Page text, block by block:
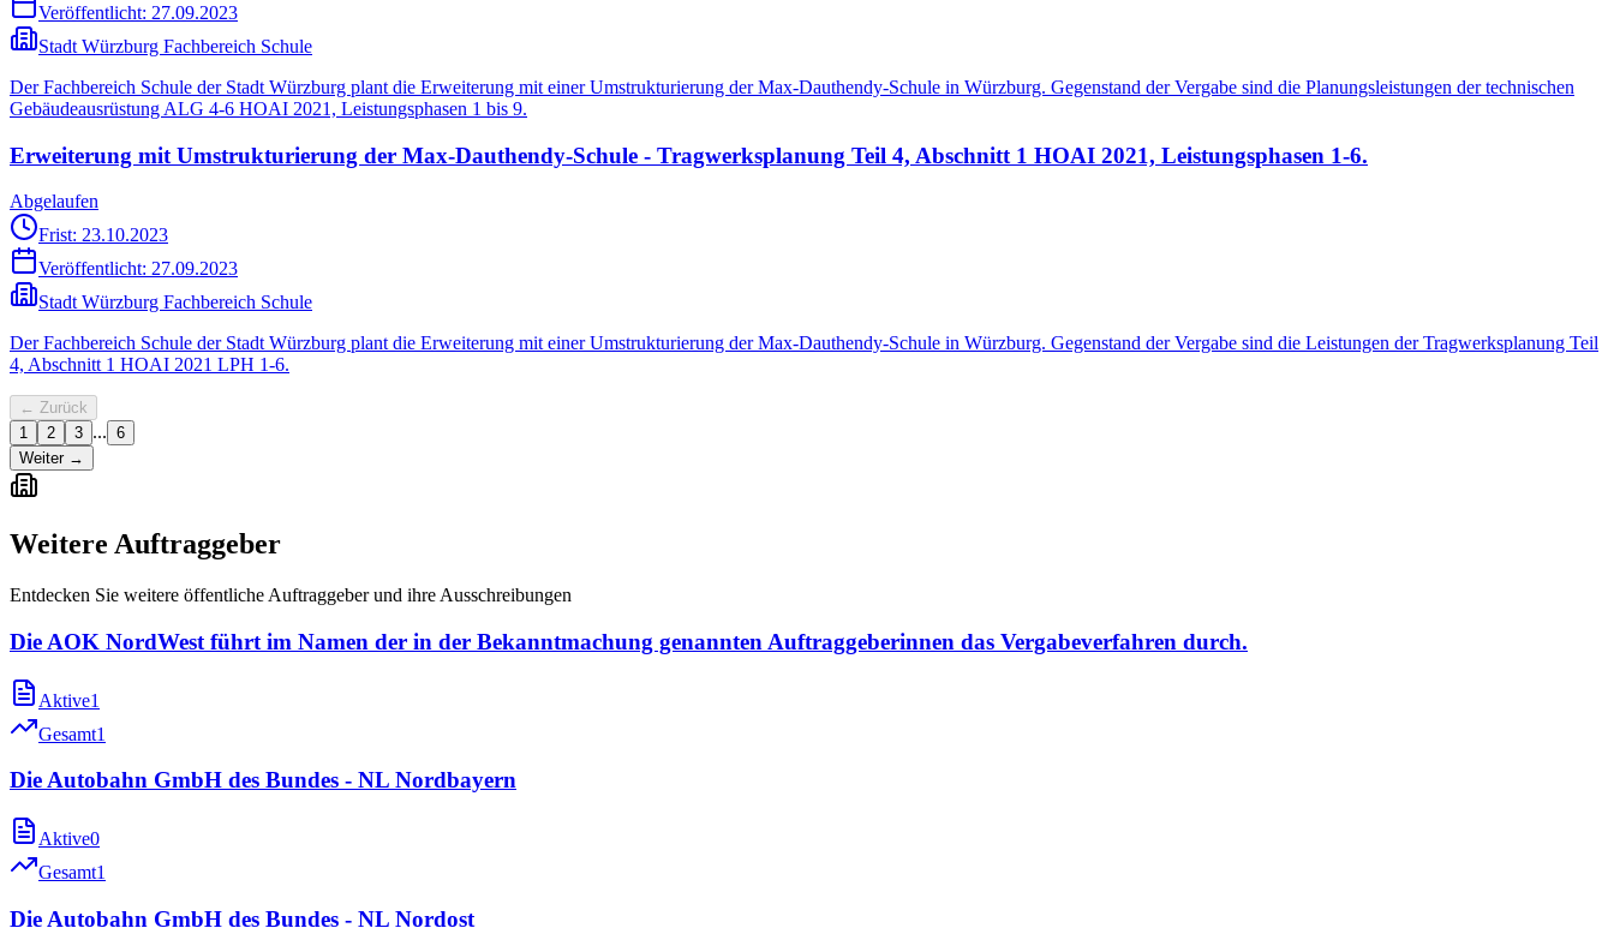
Veröffentlicht: 27.09.2023
Stadt Würzburg Fachbereich Schule
Der Fachbereich Schule der Stadt Würzburg plant die Erweiterung mit einer Umstrukturierung der Max-Dauthendy-Schule in Würzburg. Gegenstand der Vergabe sind die Planungsleistungen der technischen
Gebäudeausrüstung ALG 4-6 HOAI 2021, Leistungsphasen 1 bis 9.
Erweiterung mit Umstrukturierung der Max-Dauthendy-Schule - Tragwerksplanung Teil 4, Abschnitt 1 HOAI 2021, Leistungsphasen 1-6.
Abgelaufen
Frist: 23.10.2023
Veröffentlicht: 27.09.2023
Stadt Würzburg Fachbereich Schule
Der Fachbereich Schule der Stadt Würzburg plant die Erweiterung mit einer Umstrukturierung der Max-Dauthendy-Schule in Würzburg. Gegenstand der Vergabe sind die Leistungen der Tragwerksplanung Teil
4, Abschnitt 1 HOAI 2021 LPH 1-6.
← Zurück
1
2 3 ... 6
Weiter →
Weitere Auftraggeber
Entdecken Sie weitere öffentliche Auftraggeber und ihre Ausschreibungen
Die AOK NordWest führt im Namen der in der Bekanntmachung genannten Auftraggeberinnen das Vergabeverfahren durch.
Aktive1
Gesamt1
Die Autobahn GmbH des Bundes - NL Nordbayern
Aktive0
Gesamt1
Die Autobahn GmbH des Bundes - NL Nordost